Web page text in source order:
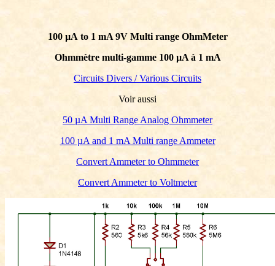
100 µA to 1 mA 9V Multi range OhmMeter
Ohmmètre multi-gamme 100 µA à 1 mA
Circuits Divers / Various Circuits
Voir aussi
50 µA Multi Range Analog Ohmmeter
100 µA and 1 mA Multi range Ammeter
Convert Ammeter to Ohmmeter
Convert Ammeter to Voltmeter